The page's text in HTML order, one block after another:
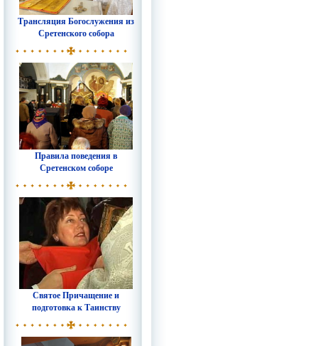
Трансляция Богослужения из
Сретенского собора
Правила поведения в
Сретенском соборе
Святое Причащение и
подготовка к Таинству